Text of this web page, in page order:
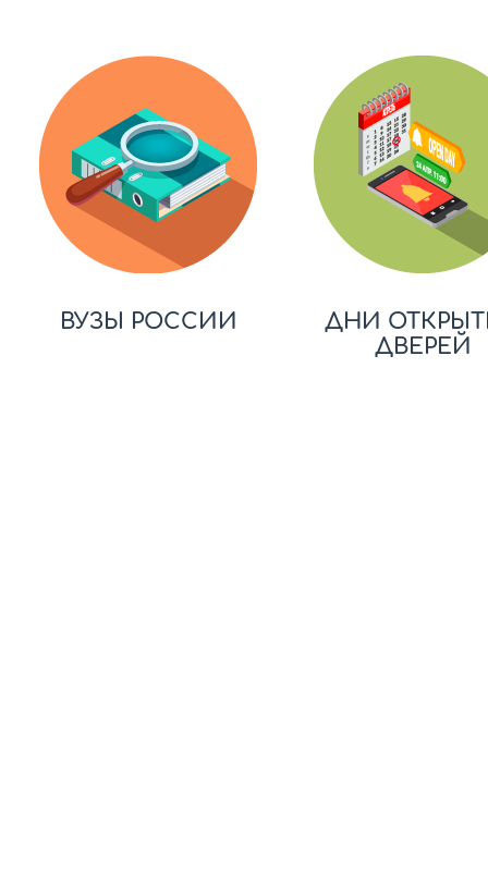
ВУЗЫ РОССИИ
ДНИ
ДВЕРЕЙ